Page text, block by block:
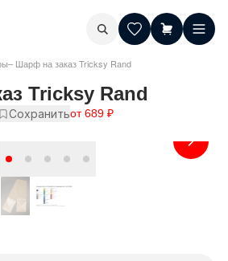
– Шарф на заказ Tricksy Rand
Tricksy Rand
Сохранитьот689 ₽